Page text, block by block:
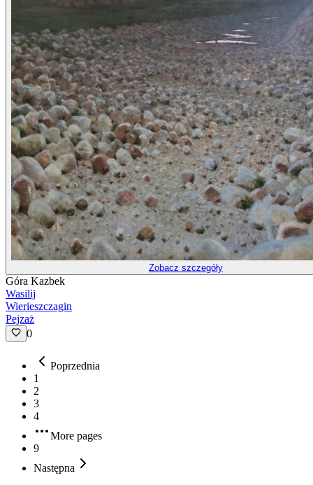
Zobacz szczegóły
Góra Kazbek
Wasilij
Wierieszczagin
Pejzaż
0
Poprzednia
1
2
3
4
More pages
9
Następna